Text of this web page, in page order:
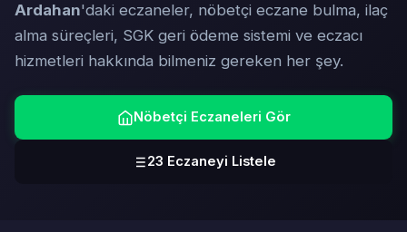
Ardahan'daki eczaneler, nöbetçi eczane bulma, ilaç
alma süreçleri, SGK geri ödeme sistemi ve eczacı
hizmetleri hakkında bilmeniz gereken her şey.
Nöbetçi Eczaneleri Gör
23 Eczaneyi Listele